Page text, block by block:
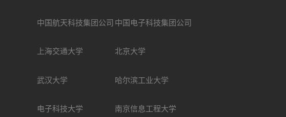
中国航天科技集团公司 中国电子科技集团公司
上海交通大学 北京大学
武汉大学 哈尔滨工业大学
电子科技大学 南京信息工程大学